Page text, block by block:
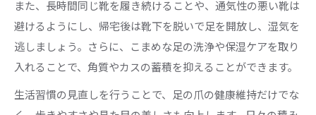
また、長時間同じ靴を履き続けることや、通気性の悪い靴は
避けるようにし、帰宅後は靴下を脱いで足を開放し、湿気を
逃しましょう。さらに、こまめな足の洗浄や保湿ケアを取り
入れることで、角質やカスの蓄積を抑えることができます。
生活習慣の見直しを行うことで、足の爪の健康維持だけでな